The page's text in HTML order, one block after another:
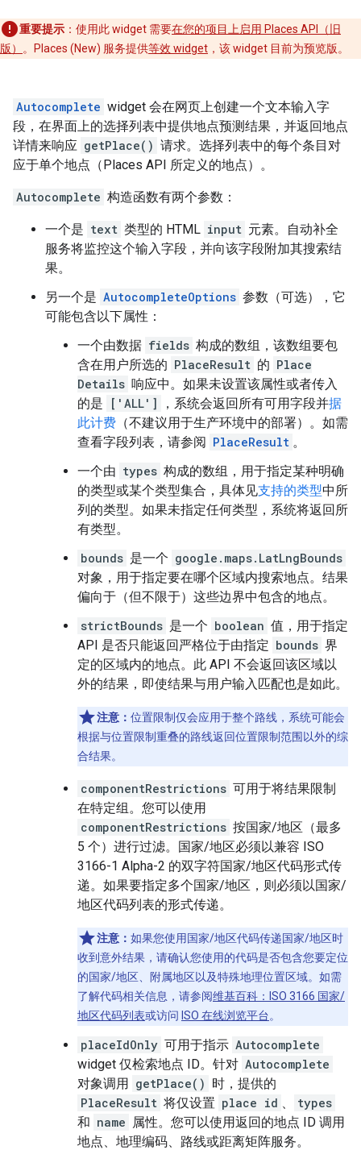
重要提示 ：使用此 widget 需要在您的项目上启用 Places API（旧
版）
。Places (New) 服务提供等效 widget ，该 widget 目前为预览版。
Autocomplete widget 会在网页上创建一个文本输入字
段，在界面上的选择列表中提供地点预测结果，并返回地点
详情来响应 getPlace() 请求。选择列表中的每个条目对
应于单个地点（Places API 所定义的地点）。
Autocomplete 构造函数有两个参数：
一个是 text 类型的 HTML input 元素。自动补全
服务将监控这个输入字段，并向该字段附加其搜索结
果。
另一个是 AutocompleteOptions 参数（可选），它
可能包含以下属性：
一个由数据 fields 构成的数组，该数组要包
含在用户所选的 PlaceResult 的 Place
Details 响应中。如果未设置该属性或者传入
的是
['ALL'] ，系统会返回所有可用字段并据
此计费 （不建议用于生产环境中的部署）。如需
查看字段列表，请参阅 PlaceResult 。
一个由 types 构成的数组，用于指定某种明确
的类型或某个类型集合，具体见支持的类型中所
列的类型。如果未指定任何类型，系统将返回所
有类型。
bounds 是一个 google.maps.LatLngBounds
对象，用于指定要在哪个区域内搜索地点。结果
偏向于（但不限于）这些边界中包含的地点。
strictBounds 是一个 boolean 值，用于指定
API 是否只能返回严格位于由指定 bounds 界
定的区域内的地点。此 API 不会返回该区域以
外的结果，即使结果与用户输入匹配也是如此。
注意： 位置限制仅会应用于整个路线，系统可能会
根据与位置限制重叠的路线返回位置限制范围以外的综
合结果。
componentRestrictions 可用于将结果限制
在特定组。您可以使用
componentRestrictions 按国家/地区（最多
5 个）进行过滤。国家/地区必须以兼容 ISO
3166-1 Alpha-2 的双字符国家/地区代码形式传
递。如果要指定多个国家/地区，则必须以国家/
地区代码列表的形式传递。
注意： 如果您使用国家/地区代码传递国家/地区时
收到意外结果，请确认您使用的代码是否包含您要定位
的国家/地区、附属地区以及特殊地理位置区域。如需
了解代码相关信息，请参阅维基百科：ISO 3166 国家/
地区代码列表或访问 ISO 在线浏览平台。
placeIdOnly 可用于指示 Autocomplete
widget 仅检索地点 ID。针对 Autocomplete
对象调用 getPlace() 时，提供的
PlaceResult 将仅设置 place id 、
types
和 name 属性。您可以使用返回的地点 ID 调用
地点、地理编码、路线或距离矩阵服务。